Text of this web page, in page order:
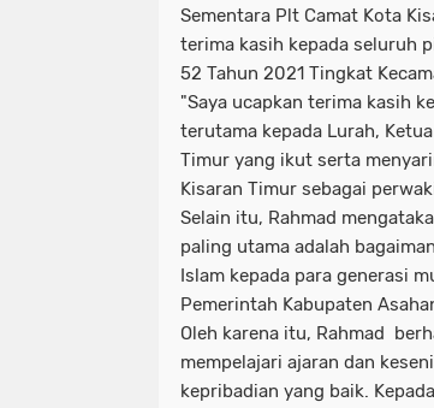
Sementara Plt Camat Kota
terima kasih kepada seluruh
52 Tahun 2021 Tingkat
"Saya ucapkan terima kasih
terutama kepada Lurah,
Timur yang ikut serta
Kisaran Timur sebagai
Selain itu, Rahmad
paling utama adalah
Islam kepada para generasi
Pemerintah Kabupaten
Oleh karena itu, Rahmad
mempelajari ajaran dan
kepribadian yang baik.